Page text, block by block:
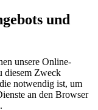
und
unsere Online-
diesem Zweck
notwendig ist, um
an den Browser